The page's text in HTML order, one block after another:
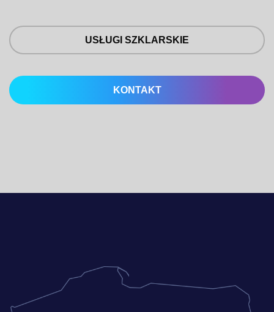
USŁUGI SZKLARSKIE
KONTAKT